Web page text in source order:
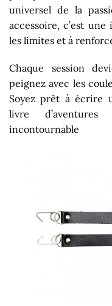
universel de la
accessoire, c’est
les limites et à
Chaque session
peignez avec les
Soyez prêt à écrire
livre